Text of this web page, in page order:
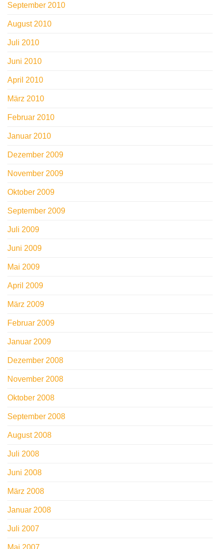
September 2010
August 2010
Juli 2010
Juni 2010
April 2010
März 2010
Februar 2010
Januar 2010
Dezember 2009
November 2009
Oktober 2009
September 2009
Juli 2009
Juni 2009
Mai 2009
April 2009
März 2009
Februar 2009
Januar 2009
Dezember 2008
November 2008
Oktober 2008
September 2008
August 2008
Juli 2008
Juni 2008
März 2008
Januar 2008
Juli 2007
Mai 2007